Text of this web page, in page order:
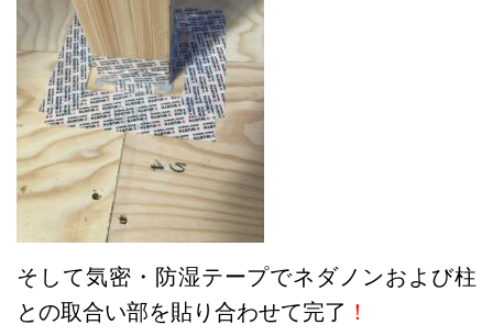
そして気密・防湿テープでネダノンおよび柱
との取合い部を貼り合わせて完了 ！